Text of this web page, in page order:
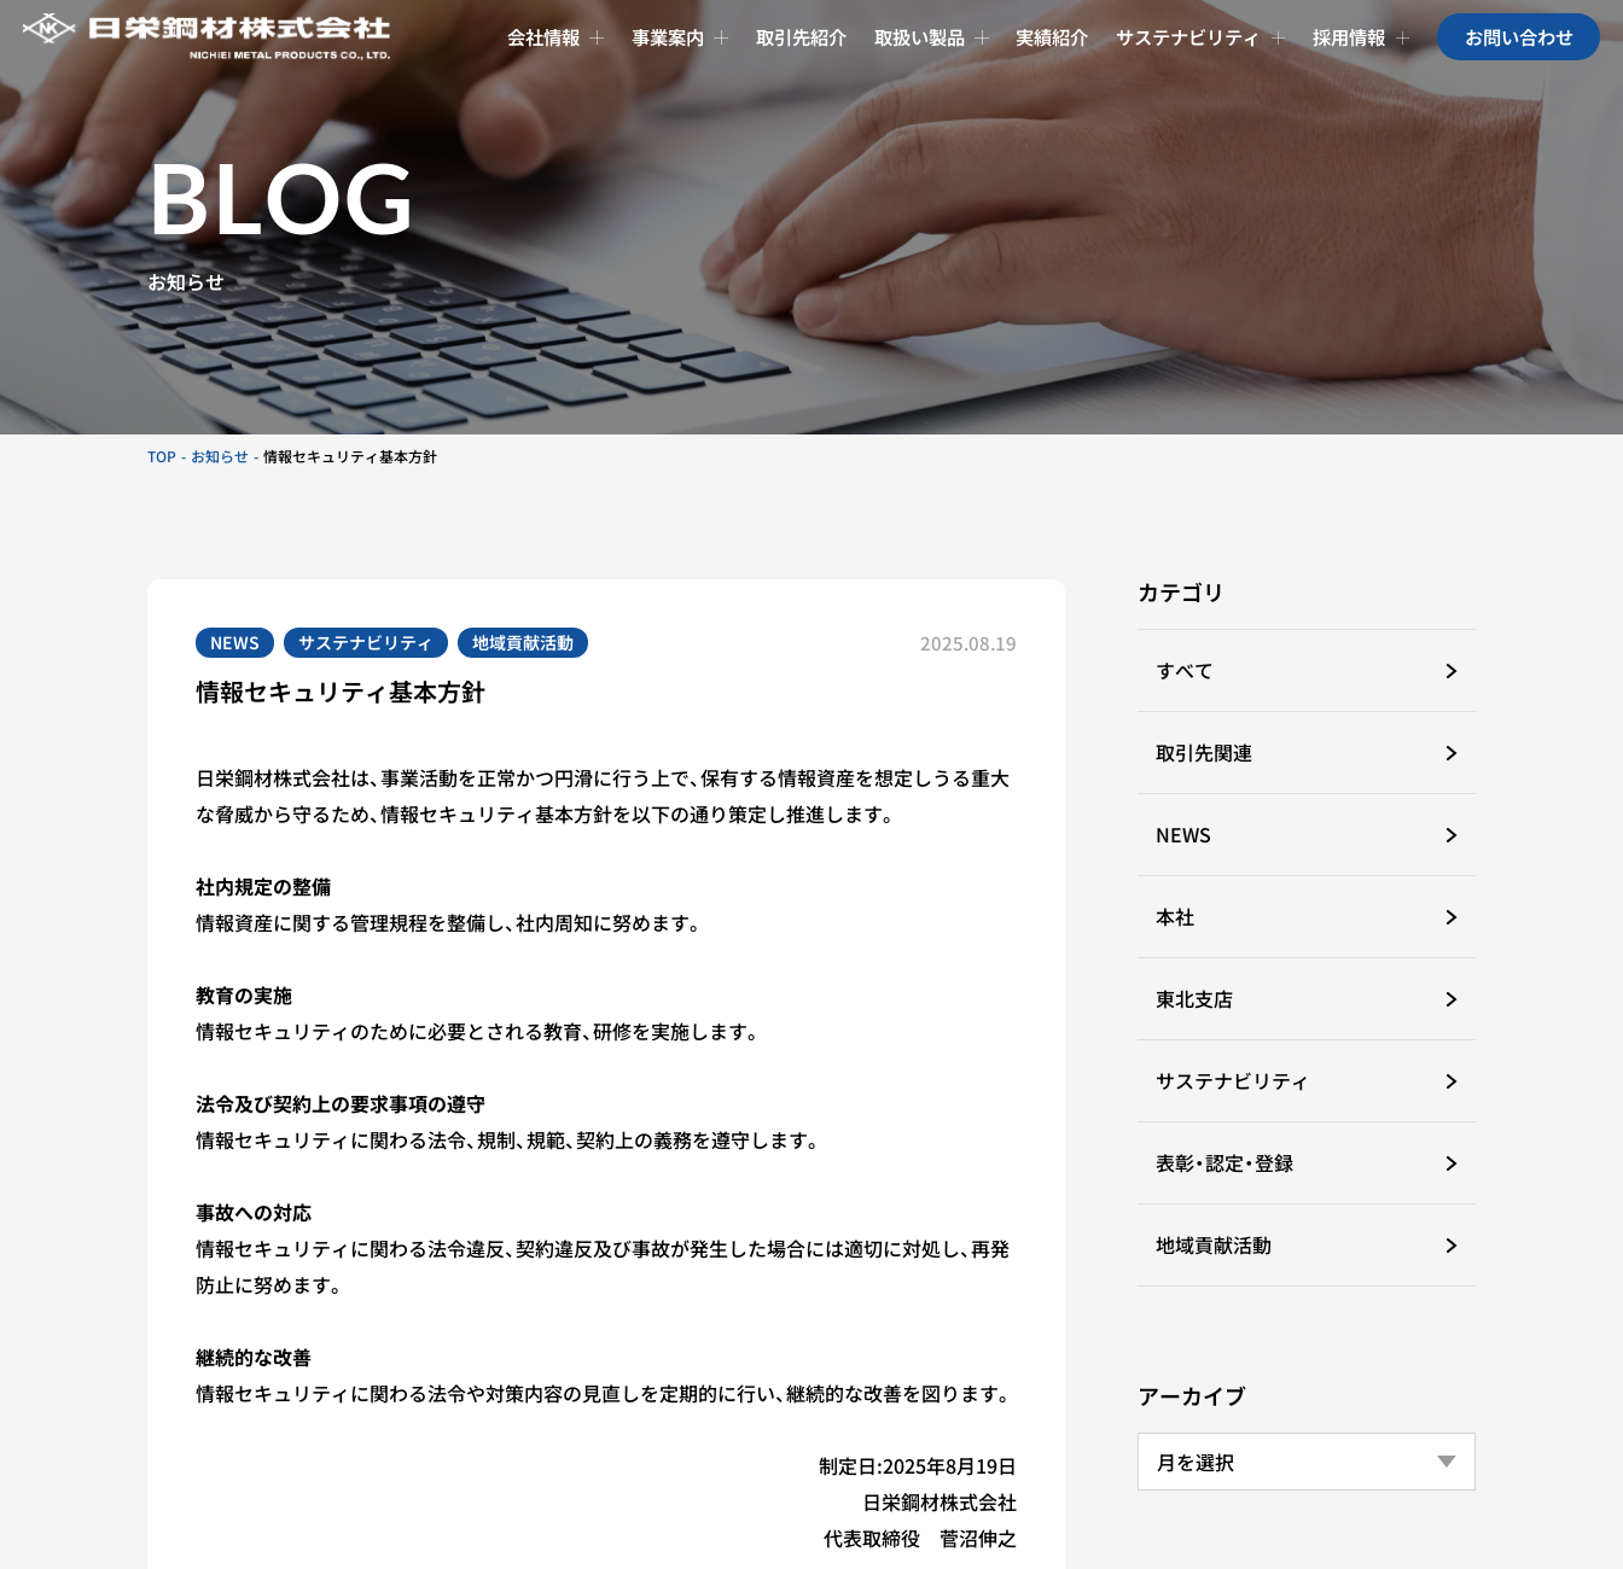
会社情報 事業案内 取引先紹介 取扱い製品 実績紹介 サステナビリティ 採用情報
お問い合わせ
お問い合わせ
BLOG
お知らせ
TOP お知らせ 情報セキュリティ基本方針
NEWS サステナビリティ 地域貢献活動 2025.08.19
情報セキュリティ基本方針
日栄鋼材株式会社は、事業活動を正常かつ円滑に行う上で、保有する情報資産を想定しうる重大
な脅威から守るため、情報セキュリティ基本方針を以下の通り策定し推進します。
社内規定の整備
情報資産に関する管理規程を整備し、社内周知に努めます。
教育の実施
情報セキュリティのために必要とされる教育、研修を実施します。
法令及び契約上の要求事項の遵守
情報セキュリティに関わる法令、規制、規範、契約上の義務を遵守します。
事故への対応
情報セキュリティに関わる法令違反、契約違反及び事故が発生した場合には適切に対処し、再発
防止に努めます。
継続的な改善
情報セキュリティに関わる法令や対策内容の見直しを定期的に行い、継続的な改善を図ります。
制定日:2025年8月19日
日栄鋼材株式会社
代表取締役 菅沼伸之
カテゴリ
すべて
取引先関連
NEWS
本社
東北支店
サステナビリティ
表彰・認定・登録
地域貢献活動
アーカイブ